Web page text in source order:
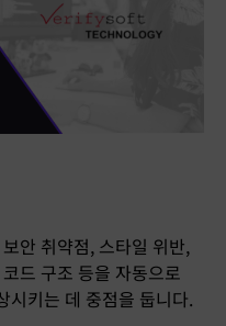
안 취약점, 스타일 위반,
드 구조 등을 자동으로
시키는 데 중점을 둡니다.